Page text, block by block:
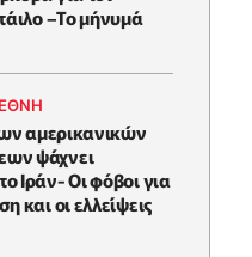
–Το μήνυμά
αμερικανικών
ψάχνει
Ιράν- Οι φόβοι για
και οι ελλείψεις